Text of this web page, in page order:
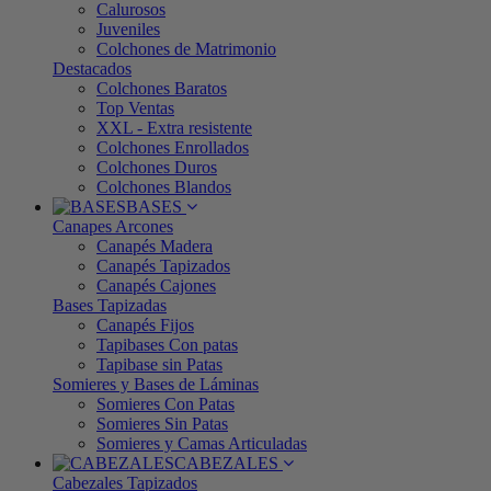
Calurosos
Juveniles
Colchones de Matrimonio
Destacados
Colchones Baratos
Top Ventas
XXL - Extra resistente
Colchones Enrollados
Colchones Duros
Colchones Blandos
BASES
Canapes Arcones
Canapés Madera
Canapés Tapizados
Canapés Cajones
Bases Tapizadas
Canapés Fijos
Tapibases Con patas
Tapibase sin Patas
Somieres y Bases de Láminas
Somieres Con Patas
Somieres Sin Patas
Somieres y Camas Articuladas
CABEZALES
Cabezales Tapizados